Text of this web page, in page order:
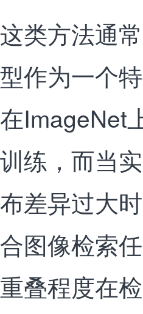
这类方法通
型作为一个
在ImageNet
训练，而当
布差异过大
合图像检索
重叠程度在